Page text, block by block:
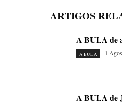
ARTIGOS
A BULA de
A BULA 1
A BULA de